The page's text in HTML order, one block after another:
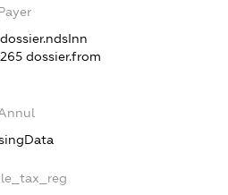
dossier.ndsInn
dossier.from